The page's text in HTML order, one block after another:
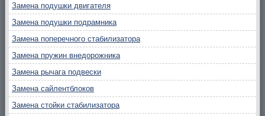
Замена подушки двигателя
Замена подушки подрамника
Замена поперечного стабилизатора
Замена пружин внедорожника
Замена рычага подвески
Замена сайлентблоков
Замена стойки стабилизатора